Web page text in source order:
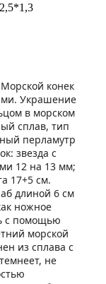
конек
Украшение
в морском
сплав, тип
перламутр
звезда с
12 на 13 мм;
17+5 см.
длиной 6 см
ножное
с помощью
морской
из сплава с
не